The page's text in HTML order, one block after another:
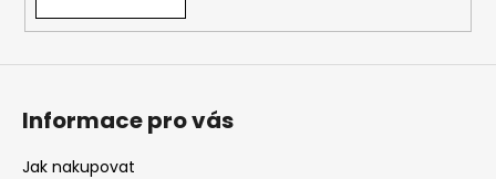
Informace pro vás
Jak nakupovat